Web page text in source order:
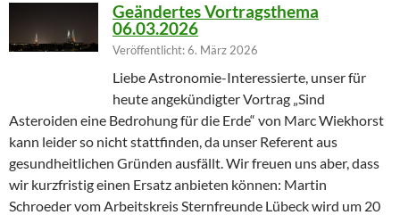
Geändertes Vortragsthema
06.03.2026
Veröffentlicht: 6. März 2026
Liebe Astronomie-Interessierte, unser für
heute angekündigter Vortrag „Sind
Asteroiden eine Bedrohung für die Erde“ von Marc Wiekhorst
kann leider so nicht stattfinden, da unser Referent aus
gesundheitlichen Gründen ausfällt. Wir freuen uns aber, dass
wir kurzfristig einen Ersatz anbieten können: Martin
Schroeder vom Arbeitskreis Sternfreunde Lübeck wird um 20